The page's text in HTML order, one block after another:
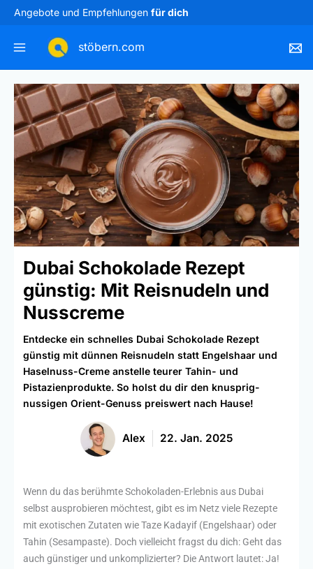
ZumAngebote und Empfehlungen für dich
stöbern.com
Dubai Schokolade Rezept
günstig: Mit Reisnudeln und
Nusscreme
Entdecke ein schnelles Dubai Schokolade Rezept
günstig mit dünnen Reisnudeln statt Engelshaar und
Haselnuss-Creme anstelle teurer Tahin- und
Pistazienprodukte. So holst du dir den knusprig-
nussigen Orient-Genuss preiswert nach Hause!
Alex 22. Jan. 2025
Wenn du das berühmte Schokoladen-Erlebnis aus Dubai
selbst ausprobieren möchtest, gibt es im Netz viele Rezepte
mit exotischen Zutaten wie Taze Kadayif (Engelshaar) oder
Tahin (Sesampaste). Doch vielleicht fragst du dich: Geht das
auch günstiger und unkomplizierter? Die Antwort lautet: Ja!